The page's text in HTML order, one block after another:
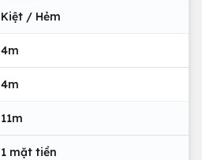
Kiệt / Hẻm
4m
4m
11m
1 mặt tiền